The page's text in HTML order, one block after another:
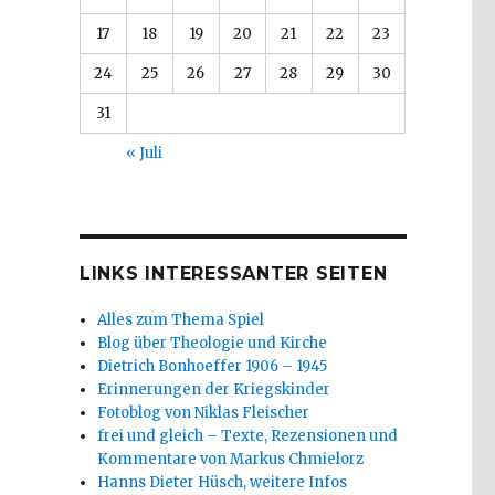
17 18 19 20 21 22 23
24 25 26 27 28 29 30
31
« Juli
LINKS INTERESSANTER SEITEN
Alles zum Thema Spiel
Blog über Theologie und Kirche
Dietrich Bonhoeffer 1906 – 1945
Erinnerungen der Kriegskinder
Fotoblog von Niklas Fleischer
frei und gleich – Texte, Rezensionen und
Kommentare von Markus Chmielorz
Hanns Dieter Hüsch, weitere Infos